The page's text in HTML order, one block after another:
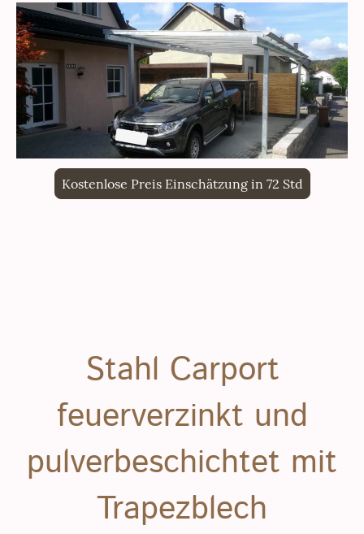
Kostenlose Preis Einschätzung in 72 Std
Stahl Carport
feuerverzinkt und
pulverbeschichtet mit
Trapezblech